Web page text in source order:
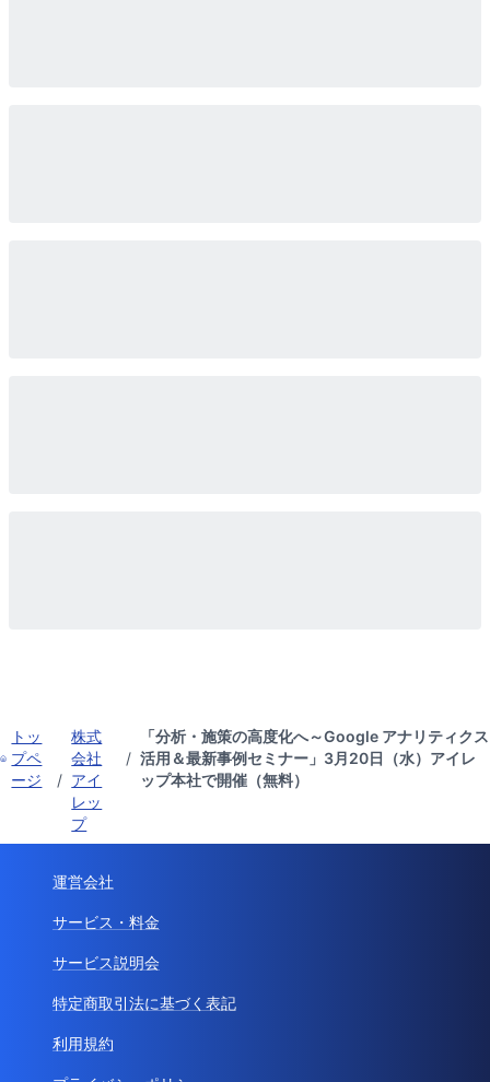
トッ
プペ
ージ
/
株式
会社
アイ
レッ
プ
/
「分析・施策の高度化へ～Google アナリティクス
活用＆最新事例セミナー」3月20日（水）アイレ
ップ本社で開催（無料）
運営会社
サービス・料金
サービス説明会
特定商取引法に基づく表記
利用規約